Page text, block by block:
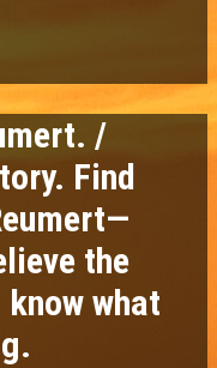
/
Find
the
what